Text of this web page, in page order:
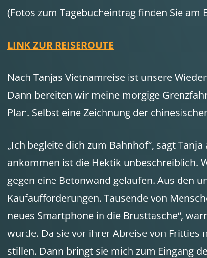
(Fotos zum Tagebucheintrag finden Sie am
LINK ZUR REISEROUTE
Nach Tanjas Vietnamreise ist unsere
Dann bereiten wir meine morgige
Plan. Selbst eine Zeichnung der
„Ich begleite dich zum Bahnhof“, sagt
ankommen ist die Hektik unbeschreiblich.
gegen eine Betonwand gelaufen. Aus den
Kaufaufforderungen. Tausende von
neues Smartphone in die Brusttasche“,
wurde. Da sie vor ihrer Abreise von
stillen. Dann bringt sie mich zum Eingang